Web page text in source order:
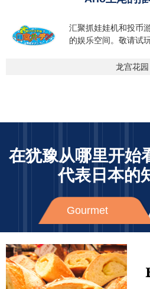
汇聚抓娃娃机和投币
的娱乐空间。敬请试
龙宫花园
在犹豫从哪里开始
代表日本的
Gourmet